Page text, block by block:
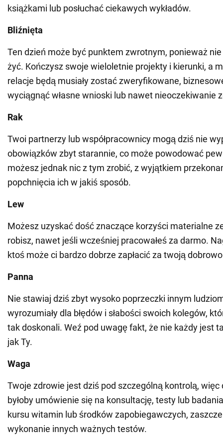
książkami lub posłuchać ciekawych wykładów.
Bliźnięta
Ten dzień może być punktem zwrotnym, ponieważ
żyć. Kończysz swoje wieloletnie projekty i kierunki, a
relacje będą musiały zostać zweryfikowane,
wyciągnąć własne wnioski lub nawet nieoczekiwanie
Rak
Twoi partnerzy lub współpracownicy mogą dziś nie
obowiązków zbyt starannie, co może powodować
możesz jednak nic z tym zrobić, z wyjątkiem
popchnięcia ich w jakiś sposób.
Lew
Możesz uzyskać dość znaczące korzyści materialne
robisz, nawet jeśli wcześniej pracowałeś za darmo.
ktoś może ci bardzo dobrze zapłacić za twoją
Panna
Nie stawiaj dziś zbyt wysoko poprzeczki innym
wyrozumiały dla błędów i słabości swoich kolegów,
tak doskonali. Weź pod uwagę fakt, że nie każdy jest
jak Ty.
Waga
Twoje zdrowie jest dziś pod szczególną kontrolą, więc
byłoby umówienie się na konsultację, testy lub
kursu witamin lub środków zapobiegawczych,
wykonanie innych ważnych testów.